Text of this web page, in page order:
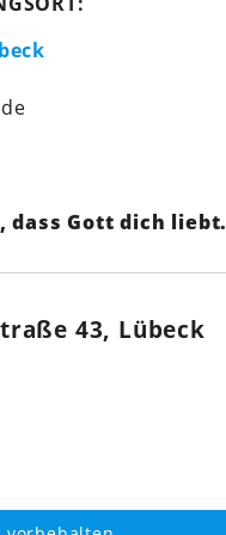
dass Gott dich liebt.
43, Lübeck